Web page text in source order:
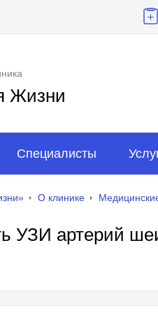
Жизни
Специалисты
О клинике
УЗИ артерий